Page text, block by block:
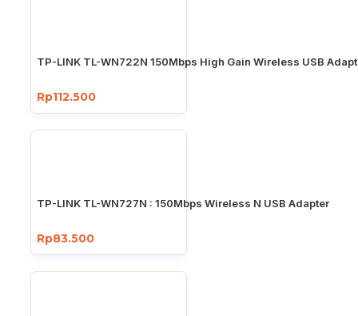
TP-LINK TL-WN722N 150Mbps High Gain Wireless USB
Rp112.500
TP-LINK TL-WN727N : 150Mbps Wireless N USB Adapter
Rp83.500